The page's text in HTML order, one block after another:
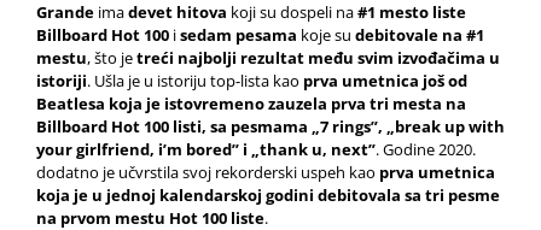
Grande imadevet hitova koji su dospeli na#1 mesto liste
Billboard Hot 100 isedam pesama koje su debitovale na #1
mestu, što jetreći najbolji rezultat među svim izvođačima u
istoriji. Ušla je u istoriju top-lista kao prva umetnica još od
Beatlesa koja je istovremeno zauzela prva tri mesta na
Billboard Hot 100 listi, sa pesmama „7 rings”, „break up with
your girlfriend, i’m bored” i „thank u, next”. Godine 2020.
dodatno je učvrstila svoj rekorderski uspeh kao prva umetnica
koja je u jednoj kalendarskoj godini debitovala sa tri pesme
na prvom mestu Hot 100 liste.